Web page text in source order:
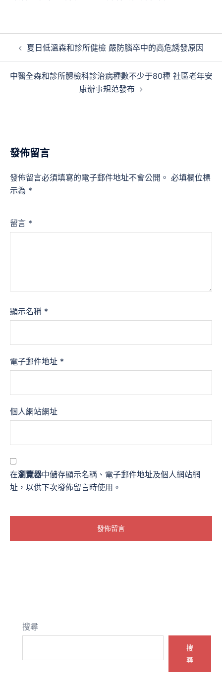
覽
夏日低溫森和診所健檢 嚴防腦卒中的高危誘發原因
中醫全森和診所體檢科診治病種數不少于80種 社區老年安
康辦事規范發布
發佈留言
發佈留言必須填寫的電子郵件地址不會公開。 必填欄位標
示為 *
留言 *
顯示名稱 *
電子郵件地址 *
個人網站網址
在瀏覽器中儲存顯示名稱、電子郵件地址及個人網站網
址，以供下次發佈留言時使用。
搜尋
搜
尋